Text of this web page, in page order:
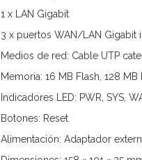
1 x LAN Gigabit
3 x puertos WAN/LAN Gigabit
Medios de red: Cable UTP
Memoria: 16 MB Flash, 128 MB
Indicadores LED: PWR, SYS,
Botones: Reset
Alimentación: Adaptador